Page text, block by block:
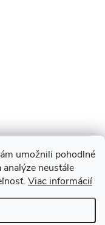
umožnili pohodlné
neustále
Viac informácií